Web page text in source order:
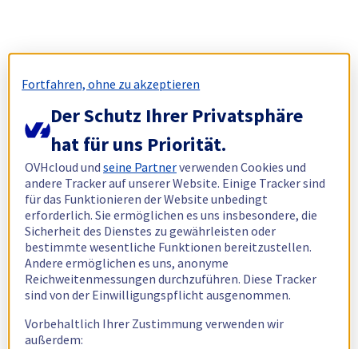
Fortfahren, ohne zu akzeptieren
Der Schutz Ihrer Privatsphäre
hat für uns Priorität.
OVHcloud undseine Partnerverwenden Cookies und
andere Tracker auf unserer Website. Einige Tracker sind
für das Funktionieren der Website unbedingt
erforderlich. Sie ermöglichen es uns insbesondere, die
Sicherheit des Dienstes zu gewährleisten oder
bestimmte wesentliche Funktionen bereitzustellen.
Andere ermöglichen es uns, anonyme
Reichweitenmessungen durchzuführen. Diese Tracker
sind von der Einwilligungspflicht ausgenommen.
Vorbehaltlich Ihrer Zustimmung verwenden wir
außerdem: